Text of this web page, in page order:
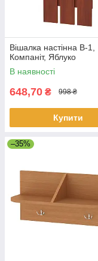
Вішалка настінна В-1,
Компаніт, Яблуко
В наявності
648,70 ₴ 998 ₴
Купити
–35%